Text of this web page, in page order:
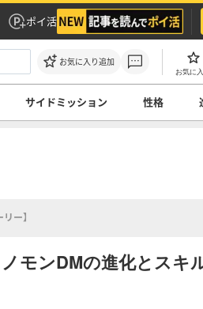
ポイ活
お気に入り追加
お気に
サイドミッション 性格
ー】
モンDMの進化とスキ